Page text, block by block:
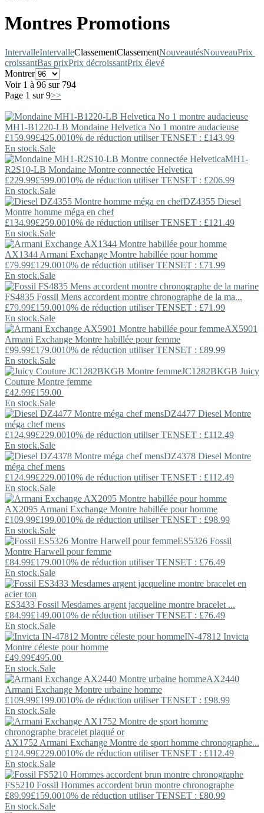
Montres Promotions
IntervalleIntervalleClassementClassementNouveautésNouveauPrix ​​
croissantBas prixPrix décroissantPrix élevé
Montrer
Voir 1 à 96 sur 794
Page 1 sur 9>>
MH1-B1220-LB Mondaine Helvetica No 1 montre audacieuse
£159.99£425.0010% de réduction utiliser TENSET : £143.99
En stock.Sale
MH1-
R2S10-LB Mondaine Montre connectée Helvetica
£229.99£599.0010% de réduction utiliser TENSET : £206.99
En stock.Sale
DZ4355 Diesel
Montre homme méga en chef
£134.99£259.0010% de réduction utiliser TENSET : £121.49
En stock.Sale
AX1344 Armani Exchange Montre habillée pour homme
£79.99£129.0010% de réduction utiliser TENSET : £71.99
En stock.Sale
FS4835 Fossil Mens accordent montre chronographe de la ma...
£79.99£159.0010% de réduction utiliser TENSET : £71.99
En stock.Sale
AX5901
Armani Exchange Montre habillée pour femme
£99.99£179.0010% de réduction utiliser TENSET : £89.99
En stock.Sale
JC1282BKGB Juicy
Couture Montre femme
£42.99£159.00
En stock.Sale
DZ4477 Diesel Montre
méga chef mens
£124.99£229.0010% de réduction utiliser TENSET : £112.49
En stock.Sale
DZ4378 Diesel Montre
méga chef mens
£124.99£229.0010% de réduction utiliser TENSET : £112.49
En stock.Sale
AX2095 Armani Exchange Montre habillée pour homme
£109.99£199.0010% de réduction utiliser TENSET : £98.99
En stock.Sale
ES5326 Fossil
Montre Harwell pour femme
£84.99£179.0010% de réduction utiliser TENSET : £76.49
En stock.Sale
ES3433 Fossil Mesdames argent jacqueline montre bracelet ...
£84.99£149.0010% de réduction utiliser TENSET : £76.49
En stock.Sale
IN-47812 Invicta
Montre céleste pour homme
£49.99£495.00
En stock.Sale
AX2440
Armani Exchange Montre urbaine homme
£109.99£199.0010% de réduction utiliser TENSET : £98.99
En stock.Sale
AX1752 Armani Exchange Montre de sport homme chronographe...
£124.99£229.0010% de réduction utiliser TENSET : £112.49
En stock.Sale
FS5210 Fossil Hommes accordent brun montre chronographe
£89.99£159.0010% de réduction utiliser TENSET : £80.99
En stock.Sale